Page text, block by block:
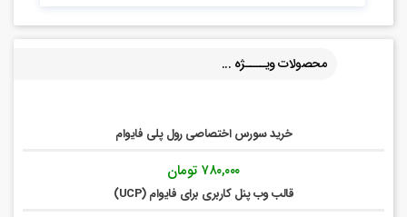
محصولات ویــــژه ...
خرید سورس اختصاصی رول پلی فایوام
۷۸۰,۰۰۰ تومان
قالب وب پنل کاربری برای فایوام (UCP)